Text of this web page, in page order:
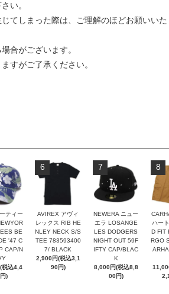
い。
てしまった際は、ご理解のほどお願いいた
合がございます。
すがご了承ください。
ティー
BE
'47 C
CAP/N
税込4,4
)
6
AVIREX アヴィ
レックス RIB HE
NLEY NECK S/S
TEE 783593400
7/ BLACK
2,900円(税込3,1
90円)
7
NEWERA ニュー
エラ LOSANGE
LES DODGERS
NIGHT OUT 59F
IFTY CAP/BLAC
K
8,000円(税込8,8
00円)
8
ハー
D FIT
RGO